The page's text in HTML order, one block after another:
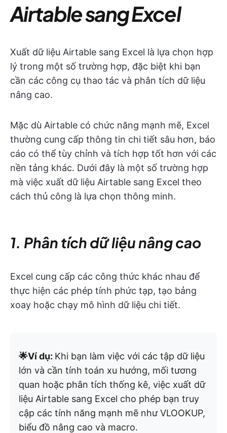
Airtable sang Excel
Xuất dữ liệu Airtable sang Excel là lựa chọn hợp
lý trong một số trường hợp, đặc biệt khi bạn
cần các công cụ thao tác và phân tích dữ liệu
nâng cao.
Mặc dù Airtable có chức năng mạnh mẽ, Excel
thường cung cấp thông tin chi tiết sâu hơn, báo
cáo có thể tùy chỉnh và tích hợp tốt hơn với các
nền tảng khác. Dưới đây là một số trường hợp
mà việc xuất dữ liệu Airtable sang Excel theo
cách thủ công là lựa chọn thông minh.
1. Phân tích dữ liệu nâng cao
Excel cung cấp các công thức khác nhau để
thực hiện các phép tính phức tạp, tạo bảng
xoay hoặc chạy mô hình dữ liệu chi tiết.
🌟Ví dụ: Khi bạn làm việc với các tập dữ liệu
lớn và cần tính toán xu hướng, mối tương
quan hoặc phân tích thống kê, việc xuất dữ
liệu Airtable sang Excel cho phép bạn truy
cập các tính năng mạnh mẽ như VLOOKUP,
biểu đồ nâng cao và macro.